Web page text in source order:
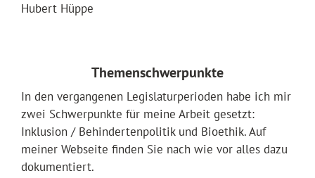
Hubert Hüppe
Themenschwerpunkte
In den vergangenen Legislaturperioden habe ich mir
zwei Schwerpunkte für meine Arbeit gesetzt:
Inklusion / Behindertenpolitik und Bioethik. Auf
meiner Webseite finden Sie nach wie vor alles dazu
dokumentiert.